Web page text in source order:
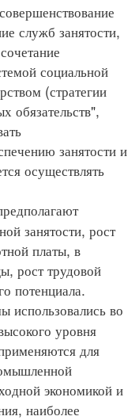
служб занятости,
социальной
(стратегии
обязательств",
занятости и
осуществлять
занятости, рост
платы, в
рост трудовой
потенциала.
во
уровня
для
экономикой и
наиболее